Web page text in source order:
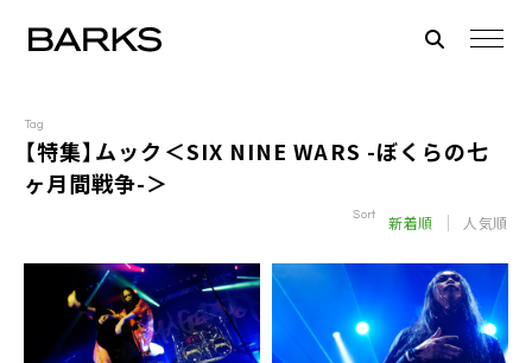
Tag
【特集】ムック＜SIX NINE WARS -ぼくらの七
ヶ月間戦争-＞
Sort 新着順 人気順